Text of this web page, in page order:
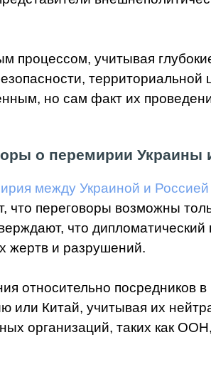
процессом, учитывая
но сам факт их
о перемирии Украины
между Украиной и Россией
что переговоры возможны
что
жертв и разрушений.
относительно посредников
или Китай, учитывая их
организаций, таких как